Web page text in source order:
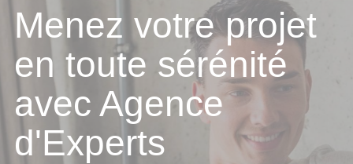
Menez votre projet
en toute sérénité
avec Agence
d'Experts